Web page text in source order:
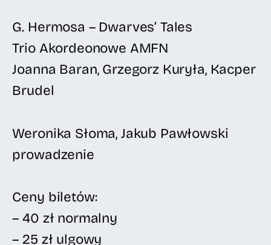
G. Hermosa – Dwarves’ Tales
Trio Akordeonowe AMFN
Joanna Baran, Grzegorz Kuryła, Kacper
Brudel
Weronika Słoma, Jakub Pawłowski
prowadzenie
Ceny biletów:
– 40 zł normalny
– 25 zł ulgowy